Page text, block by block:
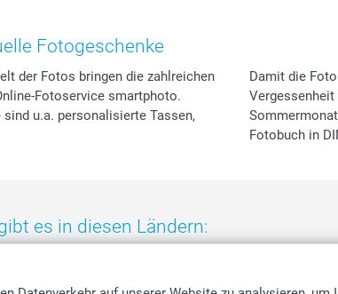
Fotogeschenke
der Fotos bringen die zahlreichen
Fotoservice smartphoto.
u.a. personalisierte Tassen,
Damit die
Vergessenheit
Fotobuch in
es in diesen Ländern: